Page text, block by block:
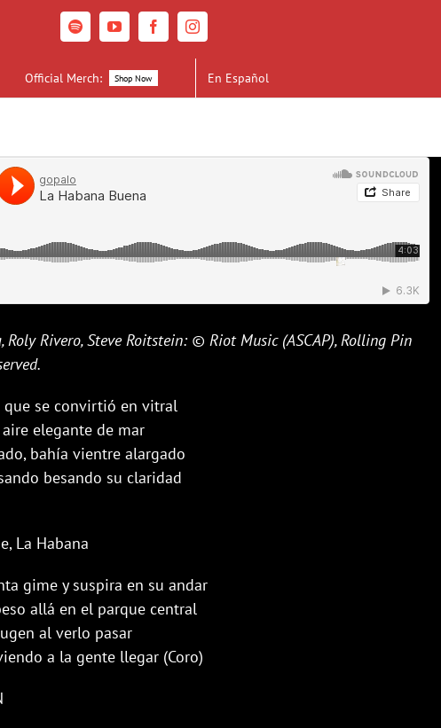
SpotifyYouTubeFacebookInstagram
Official Merch: Shop Now En Español
Roly Rivero, Steve Roitstein: © Riot Music (ASCAP), Rolling Pin
que se convirtió en vitral
elegante de mar
bahía vientre alargado
besando su claridad
La Habana
gime y suspira en su andar
allá en el parque central
al verlo pasar
a la gente llegar (Coro)